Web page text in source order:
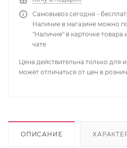
Самовывоз сегодня -
Наличие в магазине можно
"Наличие" в карточке товара
чате.
Цена действительна только для
может отличаться от цен в
ОПИСАНИЕ